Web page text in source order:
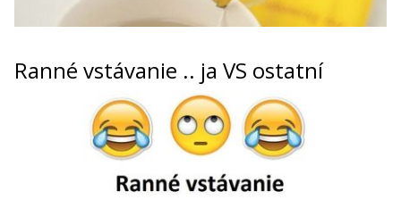
Ranné vstávanie .. ja VS ostatní